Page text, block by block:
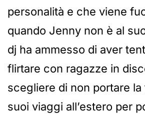
personalità e che viene
quando Jenny non è al
dj ha ammesso di aver
flirtare con ragazze in
scegliere di non portare la
suoi viaggi all’estero per